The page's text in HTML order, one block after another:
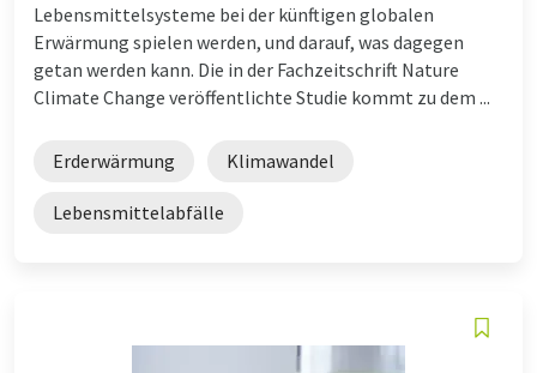
Lebensmittelsysteme bei der künftigen globalen
Erwärmung spielen werden, und darauf, was dagegen
getan werden kann. Die in der Fachzeitschrift Nature
Climate Change veröffentlichte Studie kommt zu dem ...
Erderwärmung Klimawandel
Lebensmittelabfälle